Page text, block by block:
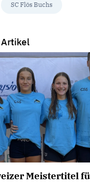
SC Flös Buchs
Meistertitel